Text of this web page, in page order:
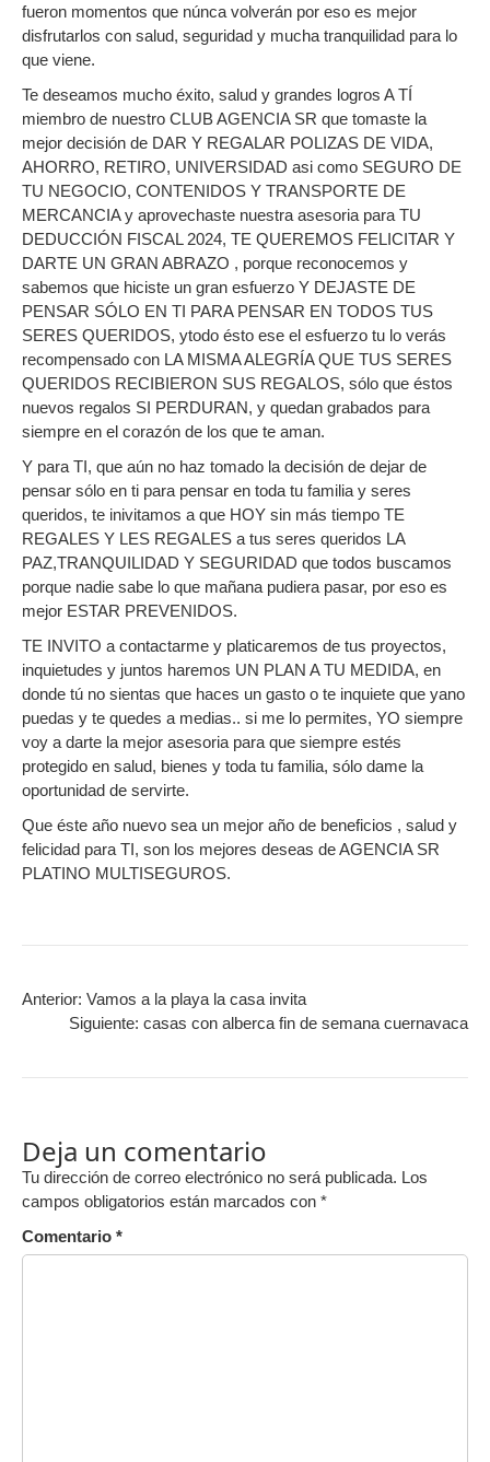
fueron momentos que núnca volverán por eso es mejor
disfrutarlos con salud, seguridad y mucha tranquilidad para lo
que viene.
Te deseamos mucho éxito, salud y grandes logros A TÍ
miembro de nuestro CLUB AGENCIA SR que tomaste la
mejor decisión de DAR Y REGALAR POLIZAS DE VIDA,
AHORRO, RETIRO, UNIVERSIDAD asi como SEGURO DE
TU NEGOCIO, CONTENIDOS Y TRANSPORTE DE
MERCANCIA y aprovechaste nuestra asesoria para TU
DEDUCCIÓN FISCAL 2024, TE QUEREMOS FELICITAR Y
DARTE UN GRAN ABRAZO , porque reconocemos y
sabemos que hiciste un gran esfuerzo Y DEJASTE DE
PENSAR SÓLO EN TI PARA PENSAR EN TODOS TUS
SERES QUERIDOS, ytodo ésto ese el esfuerzo tu lo verás
recompensado con LA MISMA ALEGRÍA QUE TUS SERES
QUERIDOS RECIBIERON SUS REGALOS, sólo que éstos
nuevos regalos SI PERDURAN, y quedan grabados para
siempre en el corazón de los que te aman.
Y para TI, que aún no haz tomado la decisión de dejar de
pensar sólo en ti para pensar en toda tu familia y seres
queridos, te inivitamos a que HOY sin más tiempo TE
REGALES Y LES REGALES a tus seres queridos LA
PAZ,TRANQUILIDAD Y SEGURIDAD que todos buscamos
porque nadie sabe lo que mañana pudiera pasar, por eso es
mejor ESTAR PREVENIDOS.
TE INVITO a contactarme y platicaremos de tus proyectos,
inquietudes y juntos haremos UN PLAN A TU MEDIDA, en
donde tú no sientas que haces un gasto o te inquiete que yano
puedas y te quedes a medias.. si me lo permites, YO siempre
voy a darte la mejor asesoria para que siempre estés
protegido en salud, bienes y toda tu familia, sólo dame la
oportunidad de servirte.
Que éste año nuevo sea un mejor año de beneficios , salud y
felicidad para TI, son los mejores deseas de AGENCIA SR
PLATINO MULTISEGUROS.
Anterior: Vamos a la playa la casa invita
Siguiente: casas con alberca fin de semana cuernavaca
Deja un comentario
Tu dirección de correo electrónico no será publicada. Los
campos obligatorios están marcados con *
Comentario *